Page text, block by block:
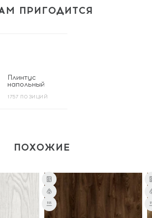
ПРИГОДИТСЯ
Плинтус
напольный
1757 ПОЗИЦИЙ
ПОХОЖИЕ